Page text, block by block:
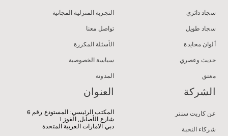
سجاد دائري
سجاد طويل
ألوان محايدة
حديث وعصري
معتق
التجربة المنزلية المجانية
تواصل معنا
الأسئلة المكررة
سياسة الخصوصية
المدونة
الشركة
عن كاربت سنتر
شركاء النخبة
العنوان
المكتب الرئيسي: المستودع رقم 6
شارع الأصايل, القوز 1
دبي الامارات العربية المتحدة